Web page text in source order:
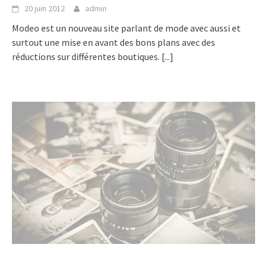
20 juin 2012 admin
Modeo est un nouveau site parlant de mode avec aussi et
surtout une mise en avant des bons plans avec des
réductions sur différentes boutiques. [...]